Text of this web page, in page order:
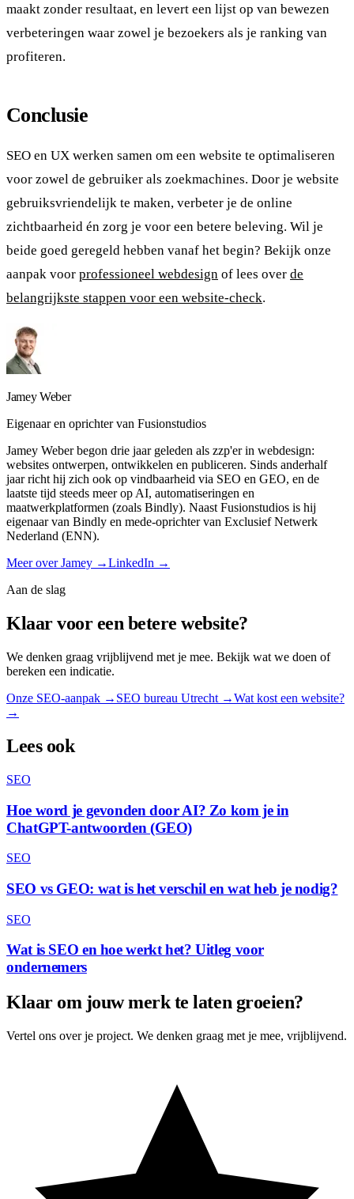
maakt zonder resultaat, en levert een lijst op van bewezen
verbeteringen waar zowel je bezoekers als je ranking van
profiteren.
Conclusie
SEO en UX werken samen om een website te optimaliseren
voor zowel de gebruiker als zoekmachines. Door je website
gebruiksvriendelijk te maken, verbeter je de online
zichtbaarheid én zorg je voor een betere beleving. Wil je
beide goed geregeld hebben vanaf het begin? Bekijk onze
aanpak voor professioneel webdesign of lees over de
belangrijkste stappen voor een website-check.
Jamey Weber
Eigenaar en oprichtervan Fusionstudios
Jamey Weber begon drie jaar geleden als zzp'er in webdesign:
websites ontwerpen, ontwikkelen en publiceren. Sinds anderhalf
jaar richt hij zich ook op vindbaarheid via SEO en GEO, en de
laatste tijd steeds meer op AI, automatiseringen en
maatwerkplatformen (zoals Bindly). Naast Fusionstudios is hij
eigenaar van Bindly en mede-oprichter van Exclusief Netwerk
Nederland (ENN).
Meer over Jamey →LinkedIn →
Aan de slag
Klaar voor een betere website?
We denken graag vrijblijvend met je mee. Bekijk wat we doen of
bereken een indicatie.
Onze SEO-aanpak → SEO bureau Utrecht →Wat kost een website?
→
Lees ook
SEO
Hoe word je gevonden door AI? Zo kom je in
ChatGPT-antwoorden (GEO)
SEO
SEO vs GEO: wat is het verschil en wat heb je nodig?
SEO
Wat is SEO en hoe werkt het? Uitleg voor
ondernemers
Klaar om jouw merk te laten groeien?
Vertel ons over je project. We denken graag met je mee, vrijblijvend.